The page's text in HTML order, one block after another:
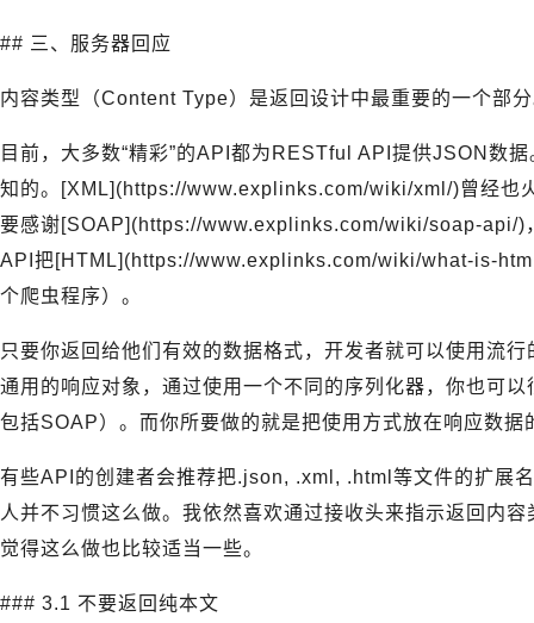
## 三、服务器回应
内容类型（Content Type）是返回设计中最重要的一个部
目前，大多数“精彩”的API都为RESTful API提供JSON数
知的。[XML](https://www.explinks.com/wiki/xml/)曾经也
要感谢[SOAP](https://www.explinks.com/wiki/soap-api/)
API把[HTML](https://www.explinks.com/wiki/what-is-
个爬虫程序）。
只要你返回给他们有效的数据格式，开发者就可以使用流
通用的响应对象，通过使用一个不同的序列化器，你也可
包括SOAP）。而你所要做的就是把使用方式放在响应数据
有些API的创建者会推荐把.json, .xml, .html等文件的扩展
人并不习惯这么做。我依然喜欢通过接收头来指示返回内
觉得这么做也比较适当一些。
### 3.1 不要返回纯本文